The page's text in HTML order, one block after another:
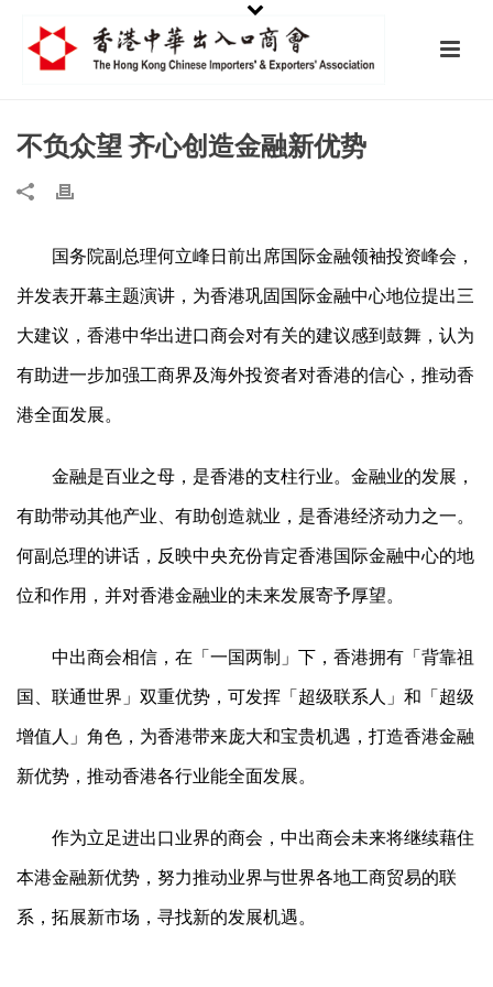
不负众望 齐心创造金融新优势
国务院副总理何立峰日前出席国际金融领袖投资峰会，
并发表开幕主题演讲，为香港巩固国际金融中心地位提出三
大建议，香港中华出进口商会对有关的建议感到鼓舞，认为
有助进一步加强工商界及海外投资者对香港的信心，推动香
港全面发展。
金融是百业之母，是香港的支柱行业。金融业的发展，
有助带动其他产业、有助创造就业，是香港经济动力之一。
何副总理的讲话，反映中央充份肯定香港国际金融中心的地
位和作用，并对香港金融业的未来发展寄予厚望。
中出商会相信，在「一国两制」下，香港拥有「背靠祖
国、联通世界」双重优势，可发挥「超级联系人」和「超级
增值人」角色，为香港带来庞大和宝贵机遇，打造香港金融
新优势，推动香港各行业能全面发展。
作为立足进出口业界的商会，中出商会未来将继续藉住
本港金融新优势，努力推动业界与世界各地工商贸易的联
系，拓展新市场，寻找新的发展机遇。